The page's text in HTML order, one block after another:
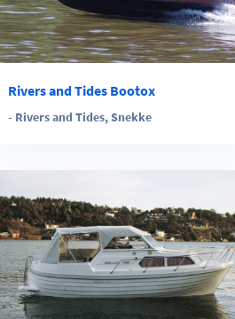
Rivers and Tides Bootox
- Rivers and Tides,Snekke